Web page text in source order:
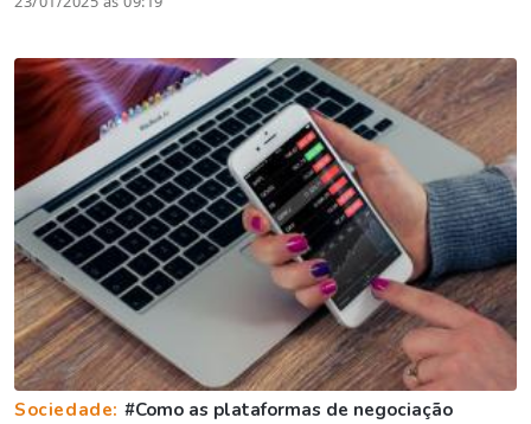
Sociedade: #Como as plataformas de negociação